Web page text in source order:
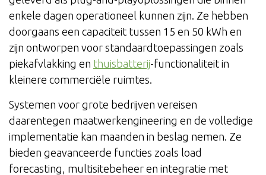
enkele dagen operationeel kunnen zijn. Ze hebben
doorgaans een capaciteit tussen 15 en 50 kWh en
zijn ontworpen voor standaardtoepassingen zoals
piekafvlakking en thuisbatterij-functionaliteit in
kleinere commerciële ruimtes.
Systemen voor grote bedrijven vereisen
daarentegen maatwerkengineering en de volledige
implementatie kan maanden in beslag nemen. Ze
bieden geavanceerde functies zoals load
forecasting, multisitebeheer en integratie met